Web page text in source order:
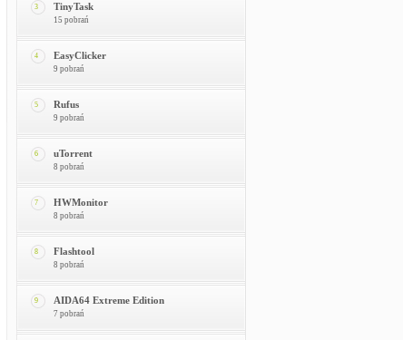
3 TinyTask
15 pobrań
4 EasyClicker
9 pobrań
5 Rufus
9 pobrań
6 uTorrent
8 pobrań
7 HWMonitor
8 pobrań
8 Flashtool
8 pobrań
9 AIDA64 Extreme Edition
7 pobrań